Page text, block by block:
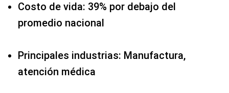
Costo de vida: 39% por debajo del
promedio nacional
Principales industrias: Manufactura,
atención médica